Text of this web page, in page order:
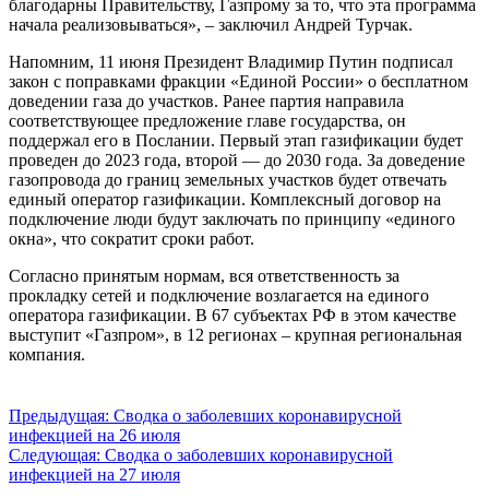
благодарны Правительству, Газпрому за то, что эта программа
начала реализовываться», – заключил Андрей Турчак.
Напомним, 11 июня Президент Владимир Путин подписал
закон с поправками фракции «Единой России» о бесплатном
доведении газа до участков. Ранее партия направила
соответствующее предложение главе государства, он
поддержал его в Послании. Первый этап газификации будет
проведен до 2023 года, второй — до 2030 года. За доведение
газопровода до границ земельных участков будет отвечать
единый оператор газификации. Комплексный договор на
подключение люди будут заключать по принципу «единого
окна», что сократит сроки работ.
Согласно принятым нормам, вся ответственность за
прокладку сетей и подключение возлагается на единого
оператора газификации. В 67 субъектах РФ в этом качестве
выступит «Газпром», в 12 регионах – крупная региональная
компания.
Навигация
по
записям
Предыдущая: Сводка о заболевших коронавирусной
инфекцией на 26 июля
Следующая: Сводка о заболевших коронавирусной
инфекцией на 27 июля